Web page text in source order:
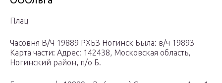
Плац
Часовня В/Ч 19889 РХБЗ Ногинск Была: в/ч 19893
Карта части: Адрес: 142438, Московская область,
Ногинский район, п/о Б.